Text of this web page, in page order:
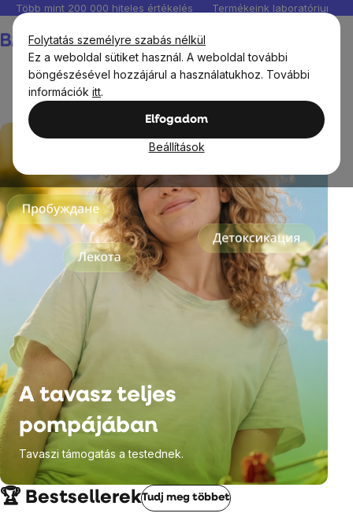
Folytatás személyre szabás nélkül
Ez a weboldal sütiket használ. A weboldal további
böngészésével hozzájárul a használatukhoz. További
információk itt.
Elfogadom
Beállítások
Ugrás
fő
tartalomhoz
Több mint 200 000 hiteles értékelés Termékeink
A tavasz teljes
pompájában
Tavaszi támogatás a testednek.
🏆 BestsellerekTudj meg többet